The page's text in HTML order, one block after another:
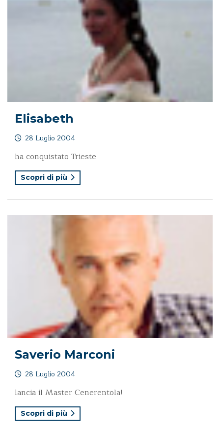
Elisabeth
28 Luglio 2004
ha conquistato Trieste
Scopri di più
Saverio Marconi
28 Luglio 2004
lancia il Master Cenerentola!
Scopri di più